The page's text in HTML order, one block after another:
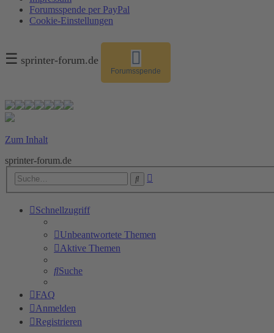
Forumsspende per PayPal
Cookie-Einstellungen
☰ sprinter-forum.de
Forumsspende
Zum Inhalt
sprinter-forum.de
Suche
Schnellzugriff
Unbeantwortete Themen
Aktive Themen
Suche
FAQ
Anmelden
Registrieren